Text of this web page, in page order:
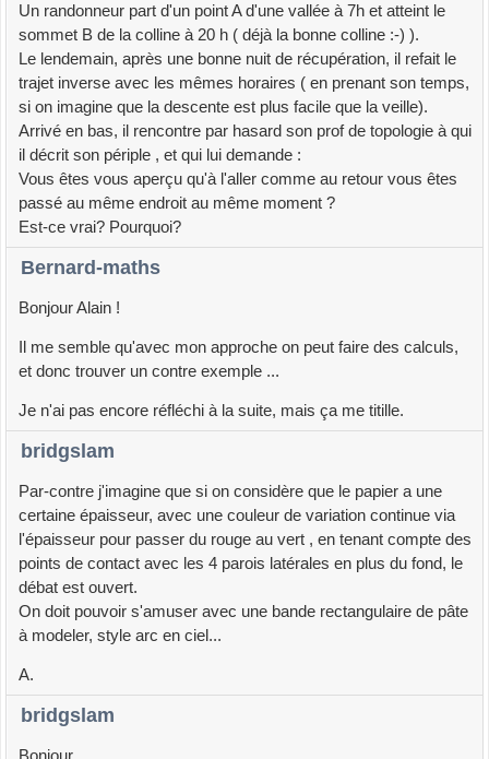
Un randonneur part d'un point A d'une vallée à 7h et atteint le
sommet B de la colline à 20 h ( déjà la bonne colline :-) ).
Le lendemain, après une bonne nuit de récupération, il refait le
trajet inverse avec les mêmes horaires ( en prenant son temps,
si on imagine que la descente est plus facile que la veille).
Arrivé en bas, il rencontre par hasard son prof de topologie à qui
il décrit son périple , et qui lui demande :
Vous êtes vous aperçu qu'à l'aller comme au retour vous êtes
passé au même endroit au même moment ?
Est-ce vrai? Pourquoi?
Bernard-maths
Bonjour Alain !
Il me semble qu'avec mon approche on peut faire des calculs,
et donc trouver un contre exemple ...
Je n'ai pas encore réfléchi à la suite, mais ça me titille.
bridgslam
Par-contre j'imagine que si on considère que le papier a une
certaine épaisseur, avec une couleur de variation continue via
l'épaisseur pour passer du rouge au vert , en tenant compte des
points de contact avec les 4 parois latérales en plus du fond, le
débat est ouvert.
On doit pouvoir s'amuser avec une bande rectangulaire de pâte
à modeler, style arc en ciel...
A.
bridgslam